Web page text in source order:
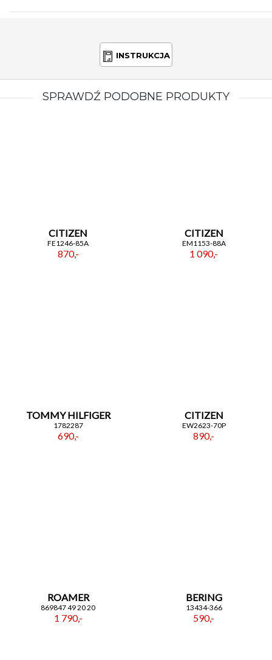
INSTRUKCJA
SPRAWDŹ PODOBNE PRODUKTY
CITIZEN
FE1246-85A
870,-
CITIZEN
EM1153-88A
1 090,-
TOMMY HILFIGER
1782287
690,-
CITIZEN
EW2623-70P
890,-
ROAMER
869847 49 20 20
1 790,-
BERING
13434-366
590,-